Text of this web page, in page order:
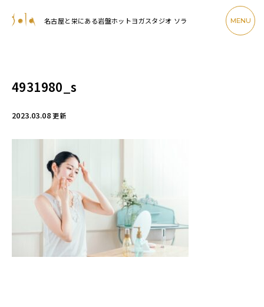
名古屋と栄にある岩盤ホットヨガスタジオ ソラ MENU
4931980_s
2023.03.08更新